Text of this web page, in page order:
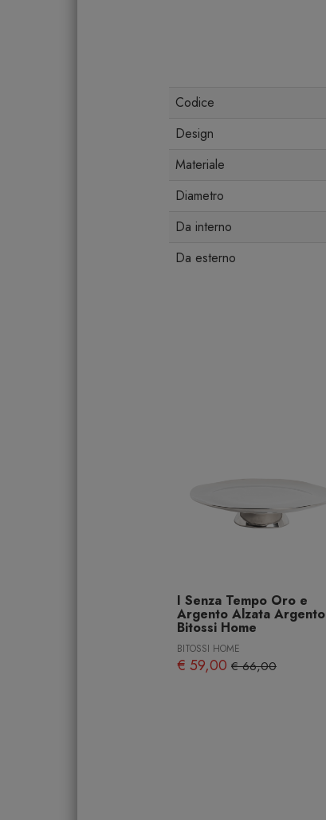
Codice
Design
Materiale
Diametro
Da interno
Da esterno
I Senza Tempo Oro e
Argento Alzata Argento
Bitossi Home
BITOSSI HOME
€ 59,00 € 66,00